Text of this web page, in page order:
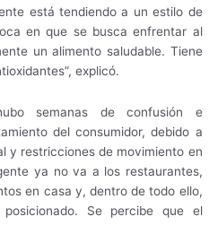
está tendiendo a un estilo de
en que se busca enfrentar al
un alimento saludable. Tiene
explicó.
semanas de confusión e
del consumidor, debido a
y restricciones de movimiento en
ya no va a los restaurantes,
en casa y, dentro de todo ello,
Se percibe que el